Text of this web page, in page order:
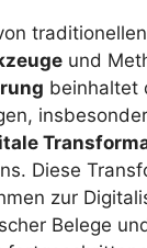
und
beinhaltet
Diese
zur
Belege